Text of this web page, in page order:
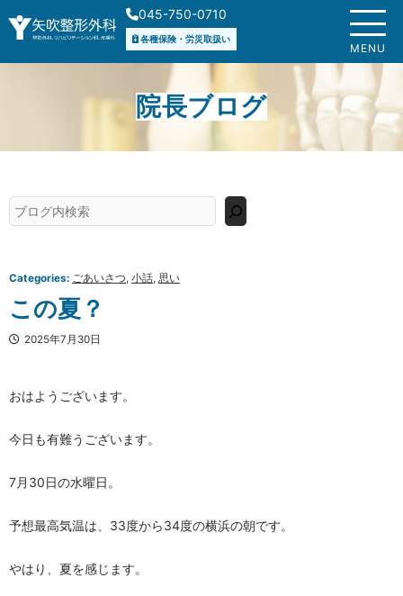
容
ス
045-750-0710
各種保険・労災取扱い
MENU
院長ブログ
検
索
Categories: ごあいさつ, 小話, 思い
この夏？
2025年7月30日
おはようございます。
今日も有難うございます。
7月30日の水曜日。
予想最高気温は、33度から34度の横浜の朝です。
やはり、夏を感じます。